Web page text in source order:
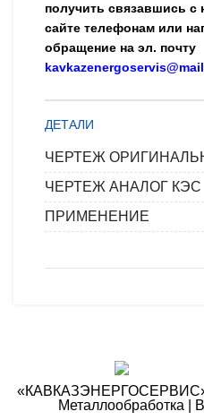
получить связавшись с
сайте телефонам или
обращение на эл. почту
ДЕТАЛИ
ЧЕРТЕЖ
ЧЕРТЕЖ АНАЛОГ КЭС
ПРИМЕНЕНИЕ
«КАВКАЗЭНЕРГОСЕРВИС»
Металлообработка |